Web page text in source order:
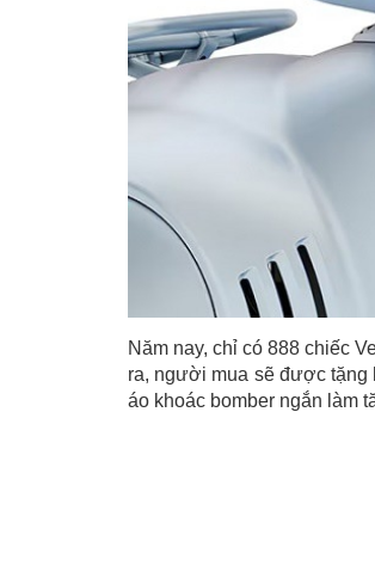
Năm nay, chỉ có 888 chiếc
ra, người mua sẽ được tặng
áo khoác bomber ngắn làm